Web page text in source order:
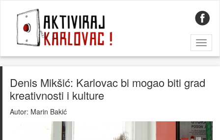
Denis Mikšić: Karlovac bi mogao biti grad
kreativnosti i kulture
Autor: Marin Bakić